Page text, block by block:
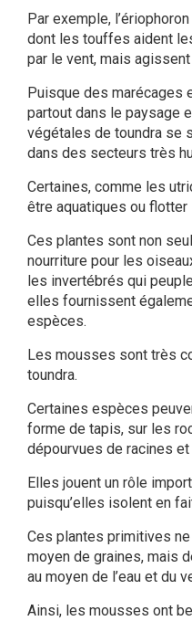
Par exemple,
dont les touffes aident
par le vent, mais
Puisque des marécages
partout dans le paysage
végétales de toundra se
dans des secteurs très
Certaines, comme les
être aquatiques ou flotter
Ces plantes sont non
nourriture pour les
les invertébrés qui
elles fournissent
espèces.
Les mousses sont très
toundra.
Certaines espèces
forme de tapis, sur les
dépourvues de racines
Elles jouent un rôle
puisqu’elles isolent en
Ces plantes primitives
moyen de graines, mais
au moyen de l’eau et du
Ainsi, les mousses ont